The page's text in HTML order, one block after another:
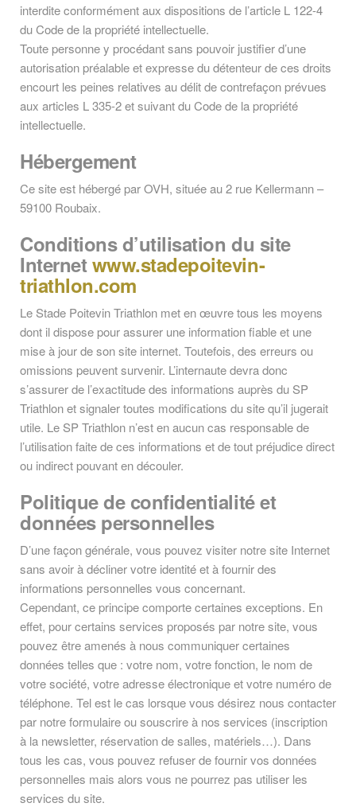
interdite conformément aux dispositions de l’article L 122-4
du Code de la propriété intellectuelle.
Toute personne y procédant sans pouvoir justifier d’une
autorisation préalable et expresse du détenteur de ces droits
encourt les peines relatives au délit de contrefaçon prévues
aux articles L 335-2 et suivant du Code de la propriété
intellectuelle.
Hébergement
Ce site est hébergé par OVH, située au 2 rue Kellermann –
59100 Roubaix.
Conditions d’utilisation du site
Internetwww.stadepoitevin-
triathlon.com
Le Stade Poitevin Triathlon met en œuvre tous les moyens
dont il dispose pour assurer une information fiable et une
mise à jour de son site internet. Toutefois, des erreurs ou
omissions peuvent survenir. L’internaute devra donc
s’assurer de l’exactitude des informations auprès du SP
Triathlon et signaler toutes modifications du site qu’il jugerait
utile. Le SP Triathlon n’est en aucun cas responsable de
l’utilisation faite de ces informations et de tout préjudice direct
ou indirect pouvant en découler.
Politique de confidentialité et
données personnelles
D’une façon générale, vous pouvez visiter notre site Internet
sans avoir à décliner votre identité et à fournir des
informations personnelles vous concernant.
Cependant, ce principe comporte certaines exceptions. En
effet, pour certains services proposés par notre site, vous
pouvez être amenés à nous communiquer certaines
données telles que : votre nom, votre fonction, le nom de
votre société, votre adresse électronique et votre numéro de
téléphone. Tel est le cas lorsque vous désirez nous contacter
par notre formulaire ou souscrire à nos services (inscription
à la newsletter, réservation de salles, matériels…). Dans
tous les cas, vous pouvez refuser de fournir vos données
personnelles mais alors vous ne pourrez pas utiliser les
services du site.